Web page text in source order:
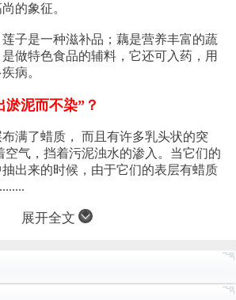
的象征。
是一种滋补品；藕是营养丰富的蔬
做特色食品的辅料，它还可入药，用
病。
淤泥而不染”？
了蜡质， 而且有许多乳头状的突
空气，挡着污泥浊水的渗入。当它们的
出来的时候，由于它们的表层有蜡质
展开全文